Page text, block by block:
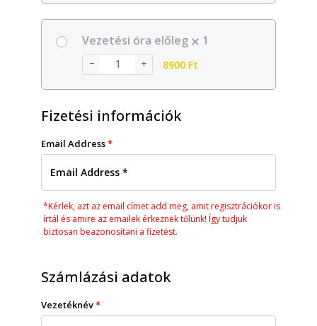
Vezetési óra előleg 1
− + 8900 Ft
Fizetési információk
Email Address*
*Kérlek, azt az email címet add meg, amit regisztrációkor is
írtál és amire az emailek érkeznek tőlünk! Így tudjuk
biztosan beazonosítani a fizetést.
Számlázási adatok
Vezetéknév*